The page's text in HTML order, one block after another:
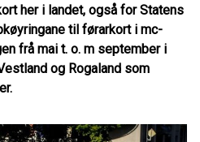
her i landet, også for Statens
til førarkort i mc-
frå mai t. o. m september i
og Rogaland som